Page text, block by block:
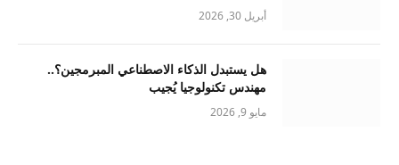
أبريل 30, 2026
هل يستبدل الذكاء الاصطناعي المبرمجين؟..
مهندس تكنولوجيا يُجيب
مايو 9, 2026